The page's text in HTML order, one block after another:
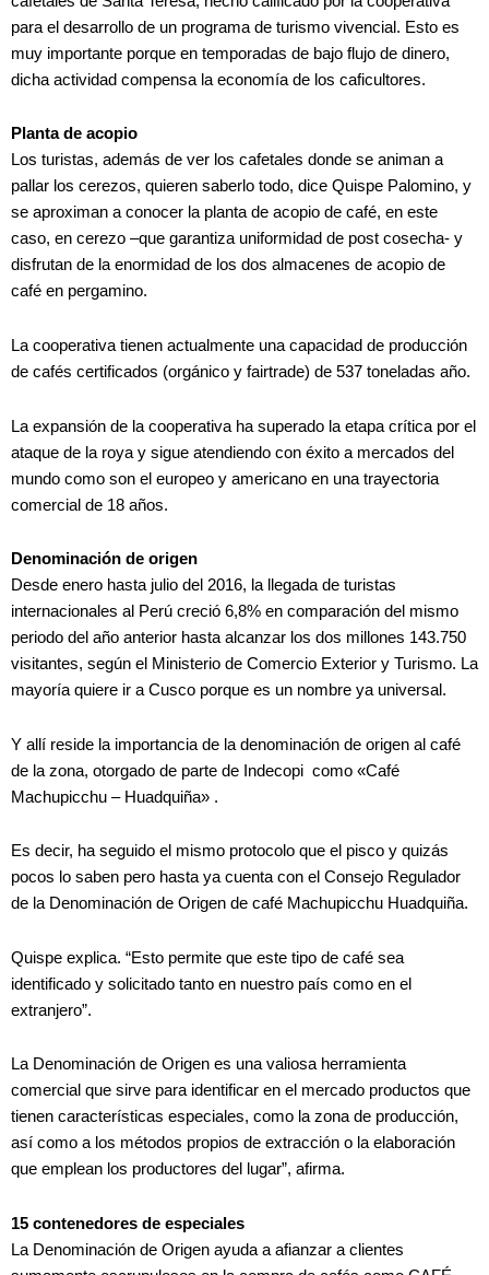
para el desarrollo de un programa de turismo vivencial. Esto es
muy importante porque en temporadas de bajo flujo de dinero,
dicha actividad compensa la economía de los caficultores.
Planta de acopio
Los turistas, además de ver los cafetales donde se animan a
pallar los cerezos, quieren saberlo todo, dice Quispe Palomino, y
se aproximan a conocer la planta de acopio de café, en este
caso, en cerezo –que garantiza uniformidad de post cosecha- y
disfrutan de la enormidad de los dos almacenes de acopio de
café en pergamino.
La cooperativa tienen actualmente una capacidad de producción
de cafés certificados (orgánico y fairtrade) de 537 toneladas año.
La expansión de la cooperativa ha superado la etapa crítica por el
ataque de la roya y sigue atendiendo con éxito a mercados del
mundo como son el europeo y americano en una trayectoria
comercial de 18 años.
Denominación de origen
Desde enero hasta julio del 2016, la llegada de turistas
internacionales al Perú creció 6,8% en comparación del mismo
periodo del año anterior hasta alcanzar los dos millones 143.750
visitantes, según el Ministerio de Comercio Exterior y Turismo. La
mayoría quiere ir a Cusco porque es un nombre ya universal.
Y allí reside la importancia de la denominación de origen al café
de la zona, otorgado de parte de Indecopi como «Café
Machupicchu – Huadquiña» .
Es decir, ha seguido el mismo protocolo que el pisco y quizás
pocos lo saben pero hasta ya cuenta con el Consejo Regulador
de la Denominación de Origen de café Machupicchu Huadquiña.
Quispe explica. “Esto permite que este tipo de café sea
identificado y solicitado tanto en nuestro país como en el
extranjero”.
La Denominación de Origen es una valiosa herramienta
comercial que sirve para identificar en el mercado productos que
tienen características especiales, como la zona de producción,
así como a los métodos propios de extracción o la elaboración
que emplean los productores del lugar”, afirma.
15 contenedores de especiales
La Denominación de Origen ayuda a afianzar a clientes